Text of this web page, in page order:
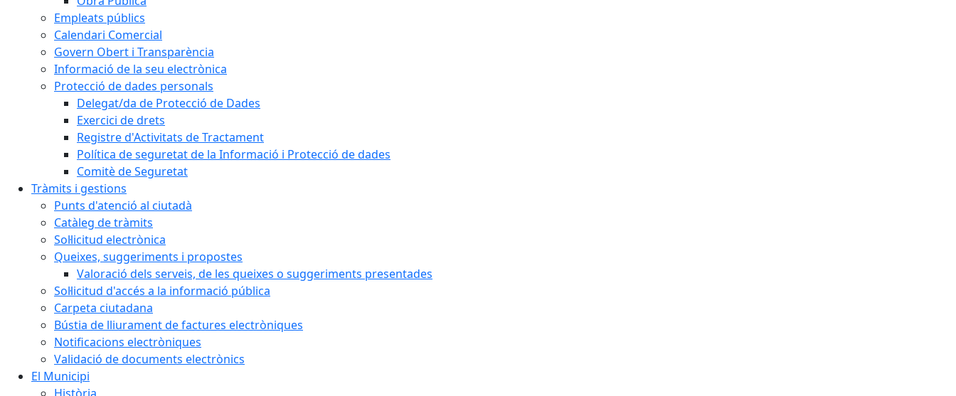
Empleats públics
Calendari Comercial
Govern Obert i Transparència
Informació de la seu electrònica
Protecció de dades personals
Delegat/da de Protecció de Dades
Exercici de drets
Registre d'Activitats de Tractament
Política de seguretat de la Informació i Protecció de dades
Comitè de Seguretat
Tràmits i gestions
Punts d'atenció al ciutadà
Catàleg de tràmits
Sol·licitud electrònica
Queixes, suggeriments i propostes
Valoració dels serveis, de les queixes o suggeriments presentades
Sol·licitud d'accés a la informació pública
Carpeta ciutadana
Bústia de lliurament de factures electròniques
Notificacions electròniques
Validació de documents electrònics
El Municipi